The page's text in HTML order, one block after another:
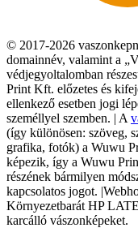
© 2017-2026
domainnév, valamint a
védjegyoltalomban
Print Kft. előzetes és
ellenkező esetben jogi
személlyel szemben. | A
(így különösen: szöveg,
grafika, fotók) a Wuwu
képezik, így a Wuwu
részének bármilyen
kapcsolatos jogot.
Környezetbarát HP
karcálló vászonképeket.